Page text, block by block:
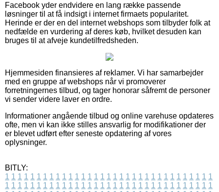
Facebook yder endvidere en lang række passende
løsninger til at få indsigt i internet firmaets popularitet.
Herinde er der en del internet webshops som tilbyder folk at
nedfælde en vurdering af deres køb, hvilket desuden kan
bruges til at afveje kundetilfredsheden.
Hjemmesiden finansieres af reklamer. Vi har samarbejder
med en gruppe af webshops når vi promoverer
forretningernes tilbud, og tager honorar såfremt de personer
vi sender videre laver en ordre.
Informationer angående tilbud og online varehuse opdateres
ofte, men vi kan ikke stilles ansvarlig for modifikationer der
er blevet udført efter seneste opdatering af vores
oplysninger.
BITLY:
1 1 1 1 1 1 1 1 1 1 1 1 1 1 1 1 1 1 1 1 1 1 1 1 1 1 1 1 1 1 1 1 1
1 1 1 1 1 1 1 1 1 1 1 1 1 1 1 1 1 1 1 1 1 1 1 1 1 1 1 1 1 1 1 1 1